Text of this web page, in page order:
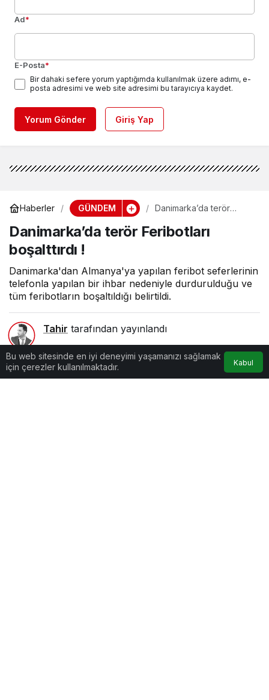
Ad*
E-Posta*
Bir dahaki sefere yorum yaptığımda kullanılmak üzere adımı, e-
posta adresimi ve web site adresimi bu tarayıcıya kaydet.
Yorum Gönder Giriş Yap
Haberler GÜNDEM
Danimarka’da terör
Danimarka’da terör Feribotları
boşalttırdı !
Danimarka'dan Almanya'ya yapılan feribot seferlerinin
telefonla yapılan bir ihbar nedeniyle durdurulduğu ve
tüm feribotların boşaltıldığı belirtildi.
Tahir tarafından yayınlandı
0dk, 20sn
Bu web sitesinde en iyi deneyimi yaşamanızı sağlamak
için çerezler kullanılmaktadır.
Kabul